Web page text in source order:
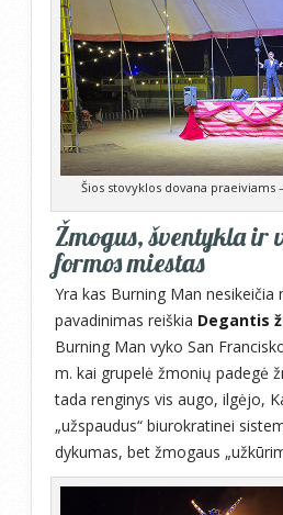
Šios stovyklos dovana praeiviams
Žmogus, šventykla ir
formos miestas
Yra kas Burning Man nesikeičia
pavadinimas reiškia Degantis
Burning Man vyko San
m. kai grupelė žmonių padegė
tada renginys vis augo, ilgėjo,
„užspaudus“ biurokratinei
dykumas, bet žmogaus